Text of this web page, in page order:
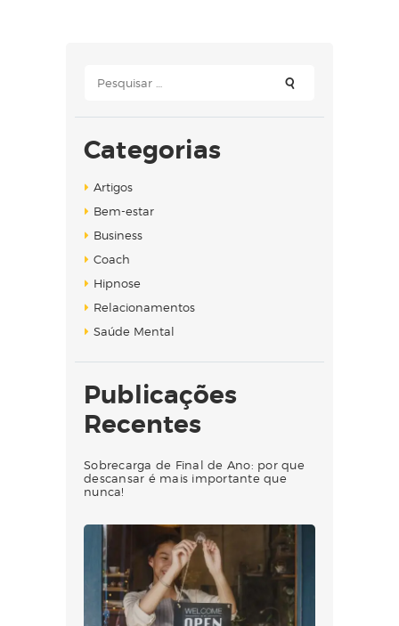
Categorias
Artigos
Bem-estar
Business
Coach
Hipnose
Relacionamentos
Saúde Mental
Publicações
Recentes
Sobrecarga de Final de Ano: por que
descansar é mais importante que
nunca!